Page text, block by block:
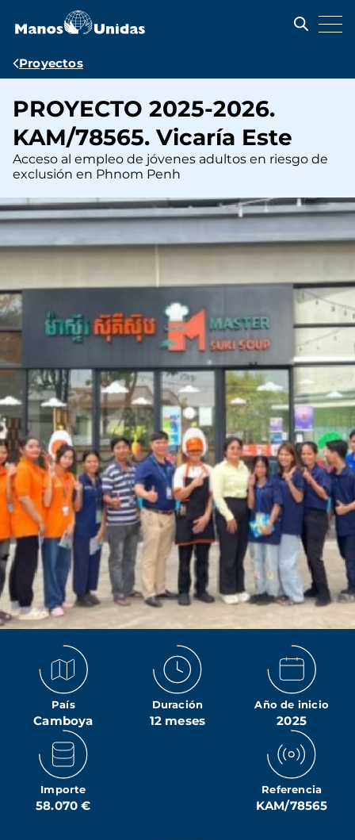
contenido
Ruta
navegación
Proyectos
PROYECTO 2025-2026.
KAM/78565. Vicaría Este
Acceso al empleo de jóvenes adultos en riesgo de
exclusión en Phnom Penh
País
Camboya
Duración
12 meses
Año de inicio
2025
Importe
58.070 €
Referencia
KAM/78565